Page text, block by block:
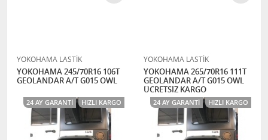
YOKOHAMA LASTİK
YOKOHAMA 245/70R16 106T
GEOLANDAR A/T G015 OWL
24 AY GARANTI HIZLI KARGO
YOKOHAMA LASTİK
YOKOHAMA 265/70R16 111T
GEOLANDAR A/T G015 OWL
ÜCRETSİZ KARGO
24 AY GARANTI HIZLI KARGO